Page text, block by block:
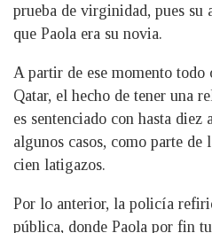
prueba de virginidad, pues su
que Paola era su novia.
A partir de ese momento todo
Qatar, el hecho de tener una
es sentenciado con hasta diez
algunos casos, como parte de
cien latigazos.
Por lo anterior, la policía
pública, donde Paola por fin